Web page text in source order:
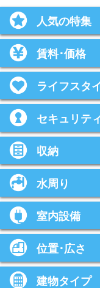
人気の特集
賃料･価格
ライフスタ
セキュリテ
収納
水周り
室内設備
位置･広さ
建物タイプ